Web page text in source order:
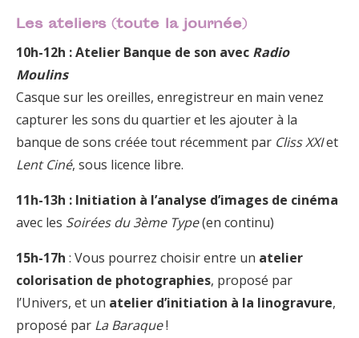
Les ateliers (toute la journée)
10h-12h : Atelier Banque de son avec Radio
Moulins
Casque sur les oreilles, enregistreur en main venez
capturer les sons du quartier et les ajouter à la
banque de sons créée tout récemment par Cliss XXIet
Lent Ciné, sous licence libre.
11h-13h : Initiation à l’analyse d’images de cinéma
avec les Soirées du 3ème Type(en continu)
15h-17h : Vous pourrez choisir entre un atelier
colorisation de photographies, proposé par
l’Univers, et un atelier d’initiation à la linogravure,
proposé par La Baraque!